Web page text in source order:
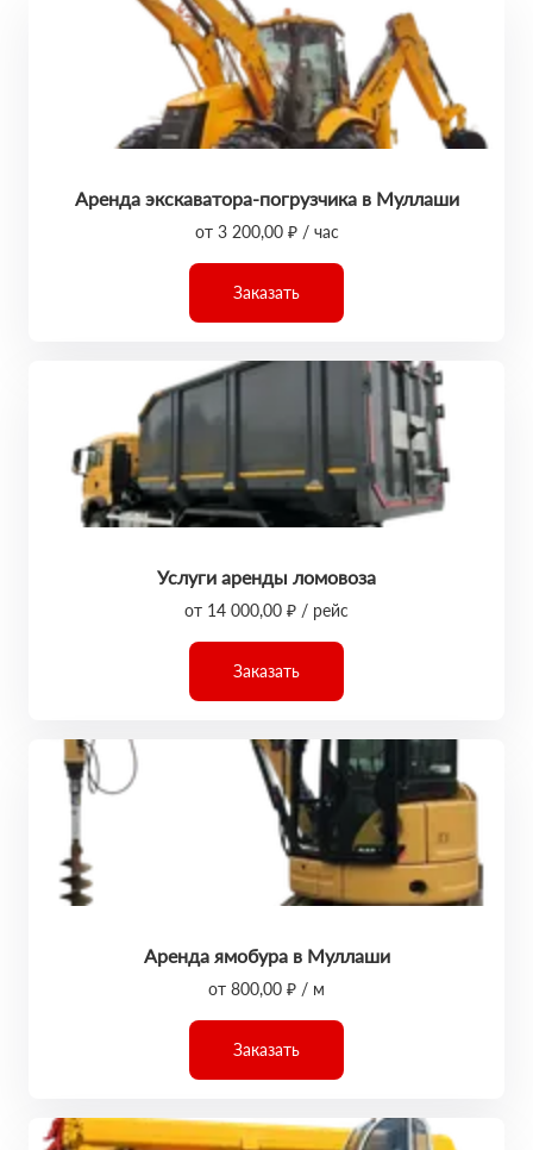
Аренда экскаватора-погрузчика в Муллаши
от 3 200,00 ₽ / час
Заказать
Услуги аренды ломовоза
от 14 000,00 ₽ / рейс
Заказать
Аренда ямобура в Муллаши
от 800,00 ₽ / м
Заказать